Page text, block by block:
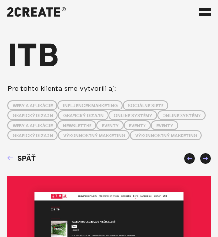
ITB
Pre tohto klienta sme vytvorili aj:
WEBY A APLIKÁCIE INFLUENCER MARKETING
SOCIÁLNE SIETE
GRAFICKÝ DIZAJN
GRAFICKÝ DIZAJN ONLINE SYSTÉMY
ONLINE SYSTÉMY
WEBY A APLIKÁCIE
NEWSLETTRE EVENTY EVENTY
EVENTY
GRAFICKÝ DIZAJN
VÝKONNOSTNÝ MARKETING VÝKONNOSTNÝ MARKETING
SPÄŤ